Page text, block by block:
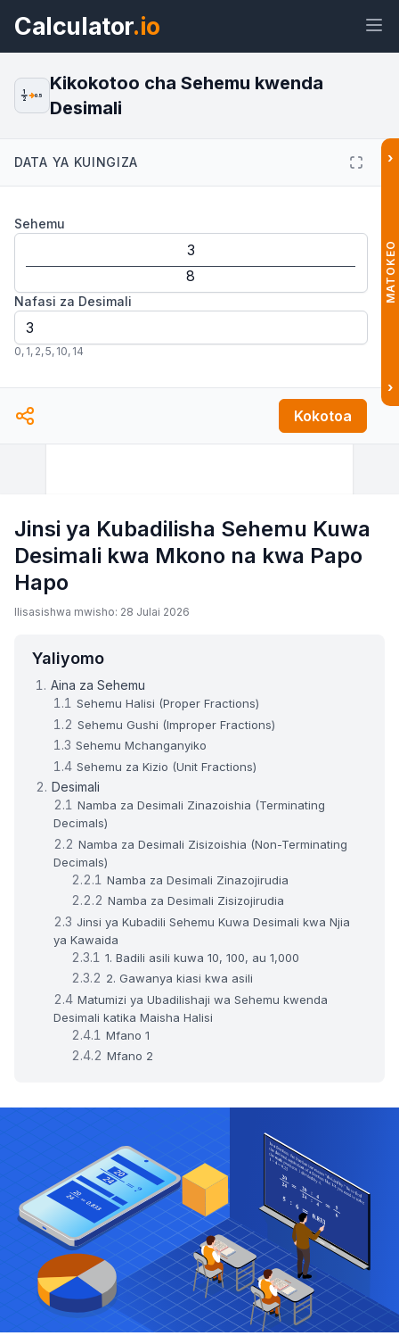
Calculator.io
Wijeti
1
2
0.5
Kikokotoo cha Sehemu kwenda
Desimali
DATA YA KUINGIZA
Sehemu
Nafasi za Desimali
0, 1, 2,5, 10, 14
Kokotoa
›
MATOKEO
›
Jinsi ya Kubadilisha Sehemu Kuwa
Desimali kwa Mkono na kwa Papo
Hapo
Ilisasishwa mwisho: 28 Julai 2026
Yaliyomo
Aina za Sehemu
Sehemu Halisi (Proper Fractions)
Sehemu Gushi (Improper Fractions)
Sehemu Mchanganyiko
Sehemu za Kizio (Unit Fractions)
Desimali
Namba za Desimali Zinazoishia (Terminating
Decimals)
Namba za Desimali Zisizoishia (Non-Terminating
Decimals)
Namba za Desimali Zinazojirudia
Namba za Desimali Zisizojirudia
Jinsi ya Kubadili Sehemu Kuwa Desimali kwa Njia
ya Kawaida
1. Badili asili kuwa 10, 100, au 1,000
2. Gawanya kiasi kwa asili
Matumizi ya Ubadilishaji wa Sehemu kwenda
Desimali katika Maisha Halisi
Mfano 1
Mfano 2